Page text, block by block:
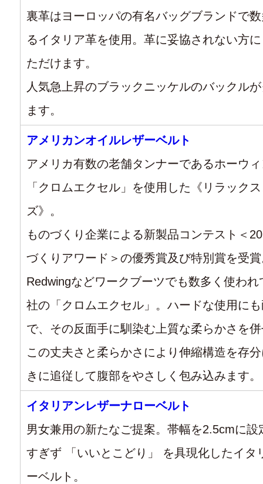
裏革はヨーロッパの有名バッグブランドで
るイタリア革を使用。革に妥協されない方
ただけます。
人気急上昇のブラックニッケルのバックル
ます。
アメリカンオイルレザーベルト
アメリカ有数の老舗タンナーであるホーウ
「クロムエクセル」を使用した《リラック
ズ》。
ものづくり企業による新製品コンテスト＜
づくりアワード＞の優秀賞及び特別賞を受
Redwingなどワークブーツでも数多く使わ
社の「クロムエクセル」。ハードな使用に
で、その反面手に馴染む上質な柔らかさを
この丈夫さと柔らかさにより伸縮構造を存
きに追従して腹部をやさしく包み込みます。
イタリアンレザーナローベルト
男女兼用の新たなご提案。帯幅を2.5cmに設
すぎず 「いいとこどり」 を具現化したイタ
ーベルト。